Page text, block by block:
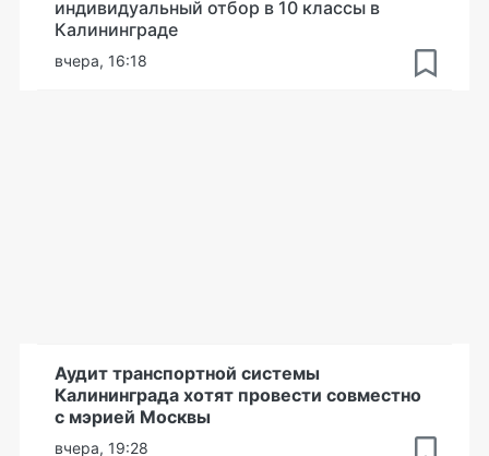
индивидуальный отбор в 10 классы в
Калининграде
вчера, 16:18
Аудит транспортной системы
Калининграда хотят провести совместно
с мэрией Москвы
вчера, 19:28